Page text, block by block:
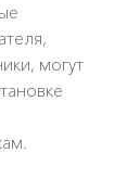
могут